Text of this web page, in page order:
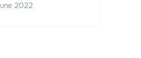
2022